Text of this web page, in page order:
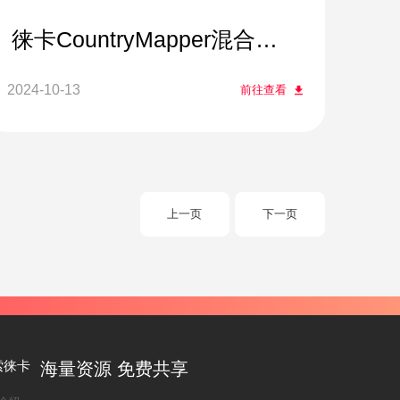
徕卡CountryMapper混合型
2024-10-13 前往查看
上一页 下一页
徕卡 海量资源 免费共享